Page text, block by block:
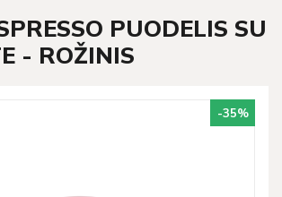
PUODELIS SU
- ROŽINIS
-35%